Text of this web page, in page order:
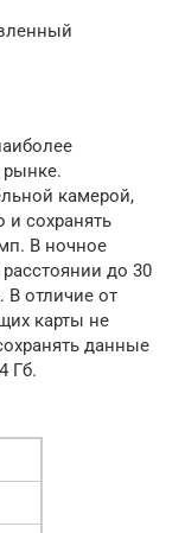
камерой,
и сохранять
В ночное
до 30
В отличие от
карты не
данные
Гб.